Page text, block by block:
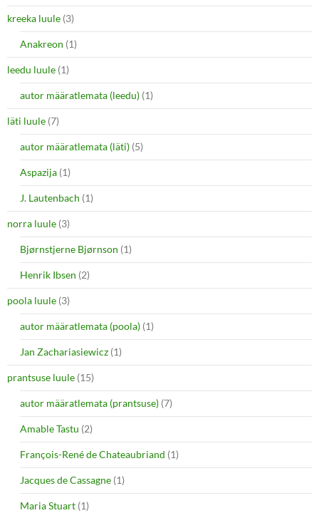
kreeka luule (3)
Anakreon (1)
leedu luule (1)
autor määratlemata (leedu) (1)
läti luule (7)
autor määratlemata (läti) (5)
Aspazija (1)
J. Lautenbach (1)
norra luule (3)
Bjørnstjerne Bjørnson (1)
Henrik Ibsen (2)
poola luule (3)
autor määratlemata (poola) (1)
Jan Zachariasiewicz (1)
prantsuse luule (15)
autor määratlemata (prantsuse) (7)
Amable Tastu (2)
François-René de Chateaubriand (1)
Jacques de Cassagne (1)
Maria Stuart (1)